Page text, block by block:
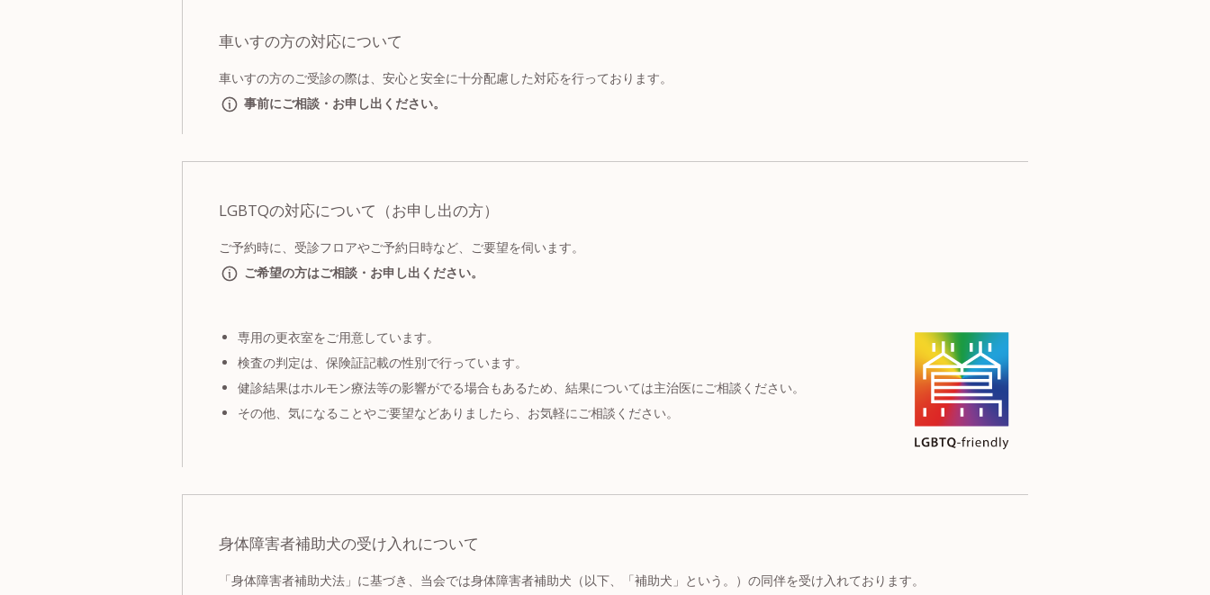
車いすの方の対応について
車いすの方のご受診の際は、安心と安全に十分配慮した対応を行っております。
事前にご相談・お申し出ください。
LGBTQの対応について（お申し出の方）
ご予約時に、受診フロアやご予約日時など、ご要望を伺います。
ご希望の方はご相談・お申し出ください。
専用の更衣室をご用意しています。
検査の判定は、保険証記載の性別で行っています。
健診結果はホルモン療法等の影響がでる場合もあるため、結果については主治医にご相談ください。
その他、気になることやご要望などありましたら、お気軽にご相談ください。
身体障害者補助犬の受け入れについて
「身体障害者補助犬法」に基づき、当会では身体障害者補助犬（以下、「補助犬」という。）の同伴を受け入れております。